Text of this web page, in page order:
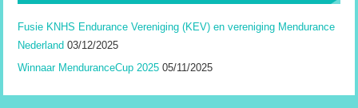
Fusie KNHS Endurance Vereniging (KEV) en vereniging Mendurance
Nederland 03/12/2025
Winnaar MenduranceCup 2025 05/11/2025